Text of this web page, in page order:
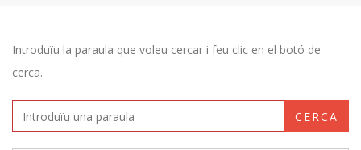
Introduïu la paraula que voleu cercar i feu clic en el botó de
cerca.
CERCA